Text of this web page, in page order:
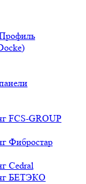
FCS-GROUP
Фибростар
Cedral
БЕТЭКО